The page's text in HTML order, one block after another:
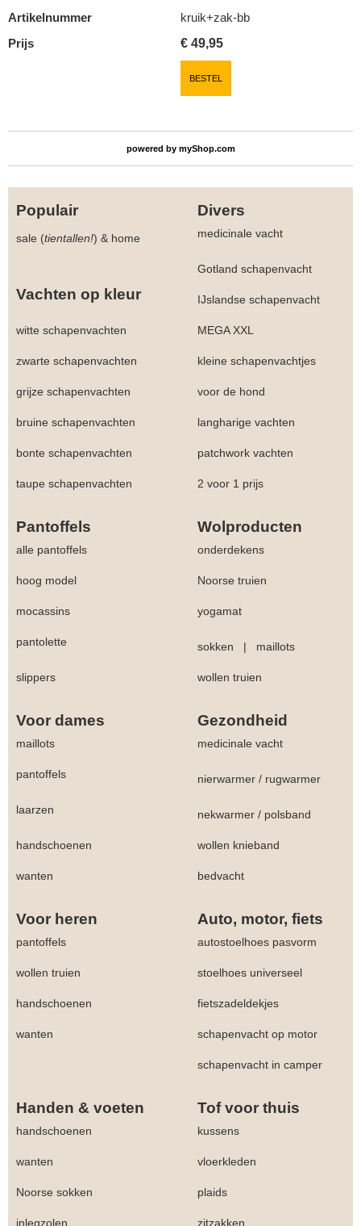
Artikelnummer
kruik+zak-bb
Prijs
€ 49,95
BESTEL
powered by myShop.com
Populair Divers
sale (tientallen!) & home medicinale vacht
Gotland schapenvacht
Vachten op kleur IJslandse schapenvacht
witte schapenvachten MEGA XXL
zwarte schapenvachten kleine schapenvachtjes
grijze schapenvachten voor de hond
bruine schapenvachten langharige vachten
bonte schapenvachten patchwork vachten
taupe schapenvachten 2 voor 1 prijs
Pantoffels Wolproducten
alle pantoffels onderdekens
hoog model Noorse truien
mocassins yogamat
pantolette sokken | maillots
slippers wollen truien
Voor dames Gezondheid
maillots medicinale vacht
pantoffels nierwarmer / rugwarmer
laarzen nekwarmer / polsband
handschoenen wollen knieband
wanten bedvacht
Voor heren Auto, motor, fiets
pantoffels autostoelhoes pasvorm
wollen truien stoelhoes universeel
handschoenen fietszadeldekjes
wanten schapenvacht op motor
schapenvacht in camper
Handen & voeten Tof voor thuis
handschoenen kussens
wanten vloerkleden
Noorse sokken plaids
inlegzolen zitzakken